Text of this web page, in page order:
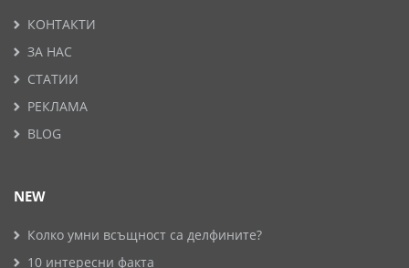
КОНТАКТИ
ЗА НАС
СТАТИИ
РЕКЛАМА
BLOG
NEW
Колко умни всъщност са делфините?
10 интересни факта